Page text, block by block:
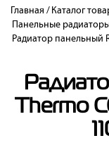
Главная / Каталог
Панельные
Радиатор панельный
Thermo